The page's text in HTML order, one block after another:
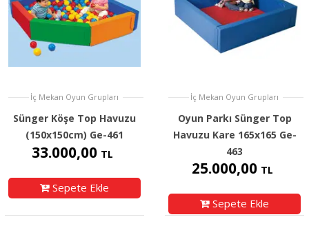
İç Mekan Oyun Grupları
Sünger Köşe Top Havuzu
(150x150cm) Ge-461
33.000,00 TL
Sepete Ekle
İç Mekan Oyun Grupları
Oyun Parkı Sünger Top
Havuzu Kare 165x165 Ge-
463
25.000,00 TL
Sepete Ekle